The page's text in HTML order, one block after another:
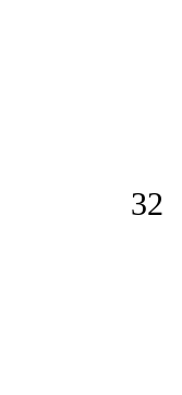
32